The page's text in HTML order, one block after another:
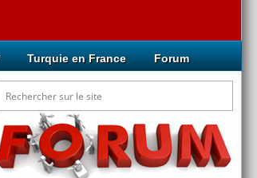
Turquie en France Forum